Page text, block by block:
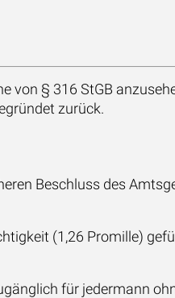
von § 316 StGB
zurück.
Beschluss des
(1,26 Promille)
für jedermann